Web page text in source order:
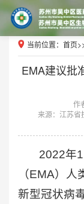
当前位置： 首页
EMA建议批
作
来源：江苏省
2022年11
（EMA）
新型冠状病